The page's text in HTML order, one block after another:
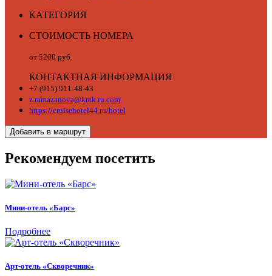
КАТЕГОРИЯ
СТОИМОСТЬ НОМЕРА
от 5200 руб.
КОНТАКТНАЯ ИНФОРМАЦИЯ
+7 (915) 911-48-43
z.ramazanova@kmk.ru.com
https://cruisehotel44.ru/hotel
Добавить в маршрут
Рекомендуем посетить
Мини-отель «Барс»
Подробнее
Арт-отель «Скворечник»